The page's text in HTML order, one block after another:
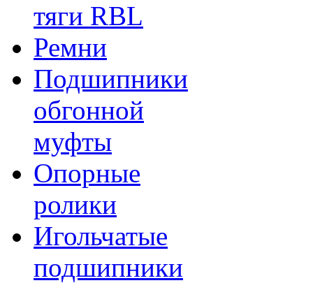
тяги RBL
Ремни
Подшипники
обгонной
муфты
Опорные
ролики
Игольчатые
подшипники